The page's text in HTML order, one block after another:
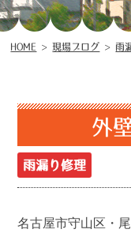
HOME >現場ブログ > 雨
外
雨漏り修理
名古屋市守山区・